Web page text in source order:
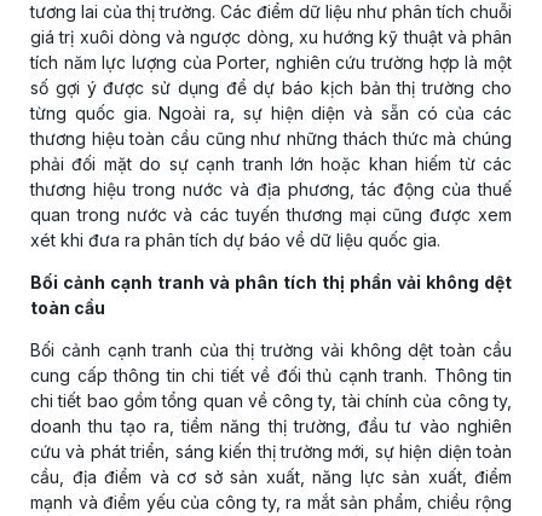
tương lai của thị trường. Các điểm dữ liệu như phân tích chuỗi
giá trị xuôi dòng và ngược dòng, xu hướng kỹ thuật và phân
tích năm lực lượng của Porter, nghiên cứu trường hợp là một
số gợi ý được sử dụng để dự báo kịch bản thị trường cho
từng quốc gia. Ngoài ra, sự hiện diện và sẵn có của các
thương hiệu toàn cầu cũng như những thách thức mà chúng
phải đối mặt do sự cạnh tranh lớn hoặc khan hiếm từ các
thương hiệu trong nước và địa phương, tác động của thuế
quan trong nước và các tuyến thương mại cũng được xem
xét khi đưa ra phân tích dự báo về dữ liệu quốc gia.
Bối cảnh cạnh tranh và phân tích thị phần vải không dệt
toàn cầu
Bối cảnh cạnh tranh của thị trường vải không dệt toàn cầu
cung cấp thông tin chi tiết về đối thủ cạnh tranh. Thông tin
chi tiết bao gồm tổng quan về công ty, tài chính của công ty,
doanh thu tạo ra, tiềm năng thị trường, đầu tư vào nghiên
cứu và phát triển, sáng kiến ​​thị trường mới, sự hiện diện toàn
cầu, địa điểm và cơ sở sản xuất, năng lực sản xuất, điểm
mạnh và điểm yếu của công ty, ra mắt sản phẩm, chiều rộng